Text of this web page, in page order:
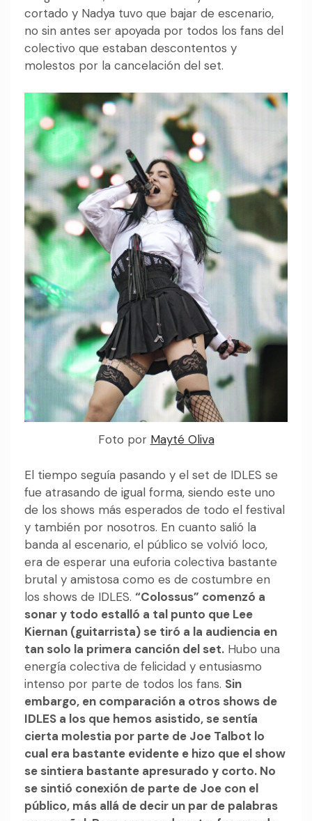
cortado y Nadya tuvo que bajar de escenario,
no sin antes ser apoyada por todos los fans del
colectivo que estaban descontentos y
molestos por la cancelación del set.
Foto por Mayté Oliva
El tiempo seguía pasando y el set de IDLES se
fue atrasando de igual forma, siendo este uno
de los shows más esperados de todo el festival
y también por nosotros. En cuanto salió la
banda al escenario, el público se volvió loco,
era de esperar una euforia colectiva bastante
brutal y amistosa como es de costumbre en
los shows de IDLES. “Colossus” comenzó a
sonar y todo estalló a tal punto que Lee
Kiernan (guitarrista) se tiró a la audiencia en
tan solo la primera canción del set. Hubo una
energía colectiva de felicidad y entusiasmo
intenso por parte de todos los fans. Sin
embargo, en comparación a otros shows de
IDLES a los que hemos asistido, se sentía
cierta molestia por parte de Joe Talbot lo
cual era bastante evidente e hizo que el show
se sintiera bastante apresurado y corto. No
se sintió conexión de parte de Joe con el
público, más allá de decir un par de palabras